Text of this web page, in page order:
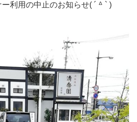
利用の中止のお知らせ( ´ ᐞ ` )